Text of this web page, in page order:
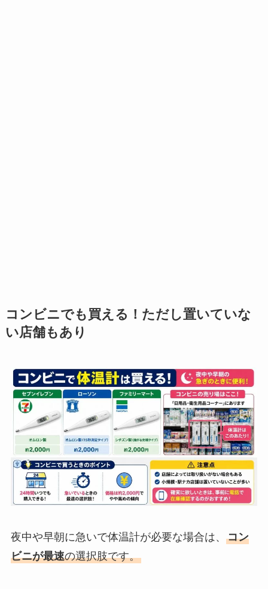
コンビニでも買える！ただし置いていな
い店舗もあり
夜中や早朝に急いで体温計が必要な場合は、 コン
ビニが最速の選択肢です。